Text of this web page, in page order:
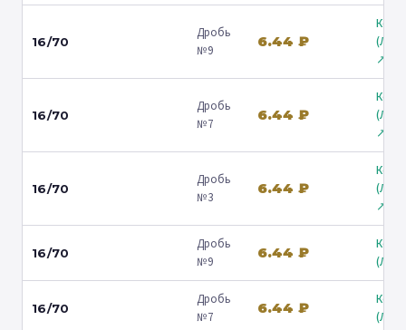
16/70
Дробь
№9
6.44 ₽
↗
16/70
Дробь
№7
6.44 ₽
↗
16/70
Дробь
№3
6.44 ₽
↗
16/70
Дробь
№9
6.44 ₽
16/70
Дробь
№7
6.44 ₽